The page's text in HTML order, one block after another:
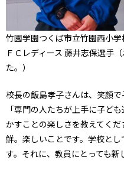
竹園学園つくば市立竹園西小
ＦＣレディース 藤井志保選手
た。）
校長の飯島孝子さんは、笑顔で
「専門の人たちが上手に子ど
かすことの楽しさを教えてく
鮮。楽しいことです。学校と
す。それに、教員にとっても新